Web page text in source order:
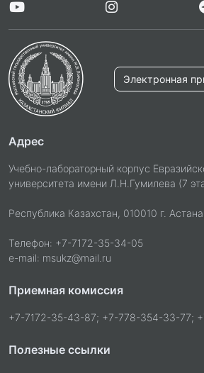
Электронная
Адрес
Учебно-лабораторный корпус
университета имени Л.Н.Гумилева (7
Республика Казахстан, 010010 г.
Телефон: +7-7172-35-34-05
e-mail: msukz@mail.ru
Приемная комиссия
+7-7172-35-43-87; +7-778-354-33-77;
Полезные ссылки